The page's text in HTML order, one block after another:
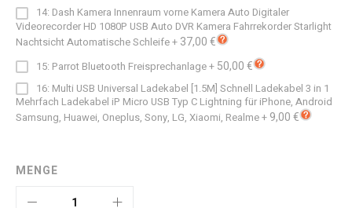
14: Dash Kamera Innenraum vorne Kamera Auto Digitaler
Videorecorder HD 1080P USB Auto DVR Kamera Fahrrekorder Starlight
Nachtsicht Automatische Schleife+ 37,00 €
15: Parrot Bluetooth Freisprechanlage+ 50,00 €
16: Multi USB Universal Ladekabel [1.5M] Schnell Ladekabel 3 in 1
Mehrfach Ladekabel iP Micro USB Typ C Lightning für iPhone, Android
Samsung, Huawei, Oneplus, Sony, LG, Xiaomi, Realme+ 9,00 €
MENGE